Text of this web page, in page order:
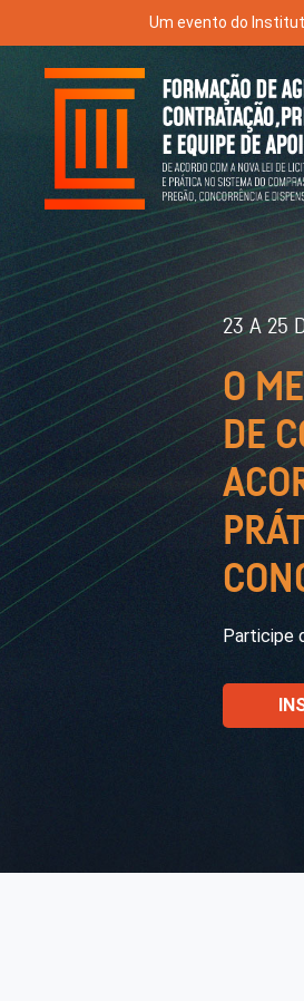
Um evento do
23 A 25
O
DE
Participe